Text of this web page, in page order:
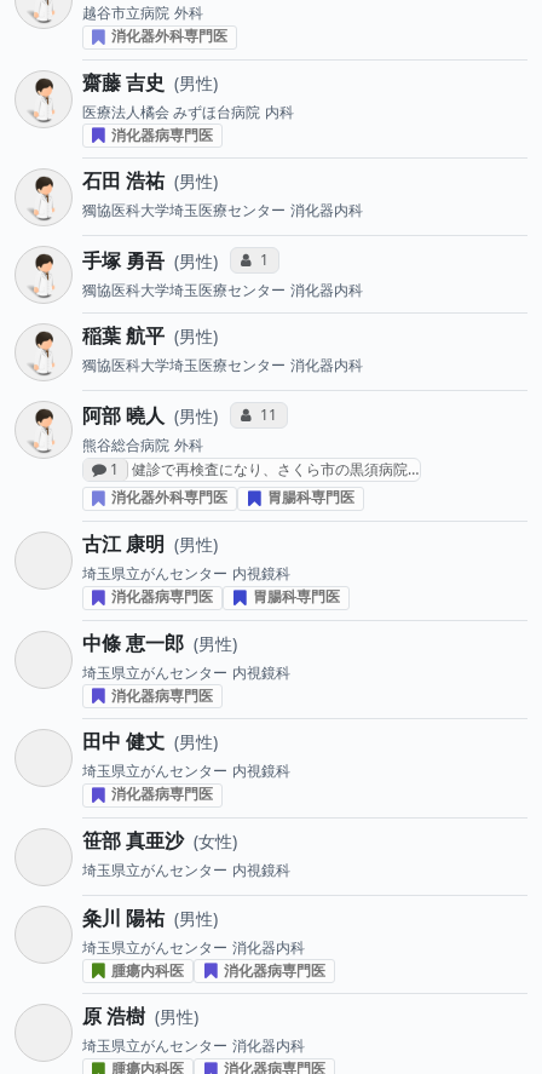
越谷市立病院 外科
消化器外科専門医
齋藤 吉史 男性
医療法人橘会 みずほ台病院 内科
消化器病専門医
石田 浩祐 男性
獨協医科大学埼玉医療センター 消化器内科
手塚 勇吾 男性 コミュニケーション・タイプ投票数
1
獨協医科大学埼玉医療センター 消化器内科
稲葉 航平 男性
獨協医科大学埼玉医療センター 消化器内科
阿部 曉人 男性 コミュニケーション・タイプ投票数
11
熊谷総合病院 外科
感想投稿数
1
健診で再検査になり、さくら市の黒須病院…
消化器外科専門医
胃腸科専門医
古江 康明 男性
埼玉県立がんセンター 内視鏡科
消化器病専門医
胃腸科専門医
中條 恵一郎 男性
埼玉県立がんセンター 内視鏡科
消化器病専門医
田中 健丈 男性
埼玉県立がんセンター 内視鏡科
消化器病専門医
笹部 真亜沙 女性
埼玉県立がんセンター 内視鏡科
粂川 陽祐 男性
埼玉県立がんセンター 消化器内科
腫瘍内科医
消化器病専門医
原 浩樹 男性
埼玉県立がんセンター 消化器内科
腫瘍内科医
消化器病専門医